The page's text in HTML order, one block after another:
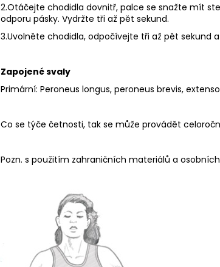
2.Otáčejte chodidla dovnitř, palce se snažte mít
odporu pásky. Vydržte tři až pět sekund.
3.Uvolněte chodidla, odpočívejte tři až pět sekund
Zapojené svaly
Primární: Peroneus longus, peroneus brevis,
Co se týče četnosti, tak se může provádět
Pozn. s použitím zahraničních materiálů a